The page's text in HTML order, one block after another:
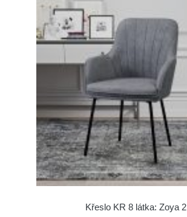
Křeslo KR 8 látka: Zoya 2